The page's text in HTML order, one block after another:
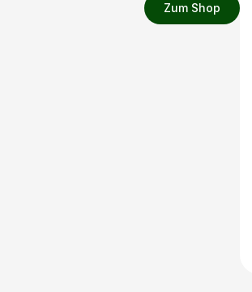
Zum Shop